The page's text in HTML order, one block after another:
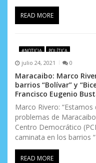
READ MORE
#NOTICIA POLÍTICA
julio 24, 2021 0
Maracaibo: Marco
barrios “Bolívar” y
Francisco Eugenio
Marco Rivero:
problemas de
Centro Democrático
caminata en los barrios
READ MORE